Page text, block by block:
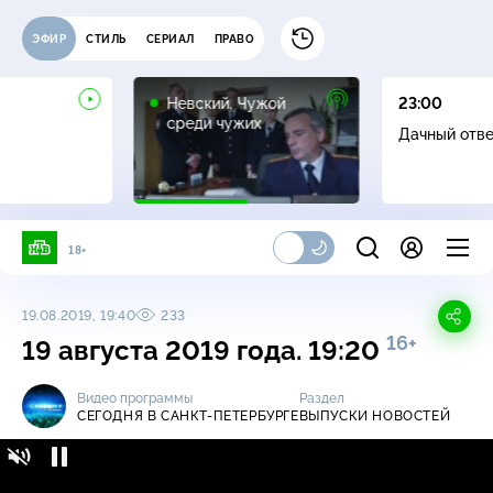
ЭФИР СТИЛЬ СЕРИАЛ ПРАВО
Невский. Чужой
среди чужих
16+
23:00
Дачный
18+
19.08.2019, 19:40 233
19 августа 2019 года. 19:20 16+
Видео программы
СЕГОДНЯ В САНКТ-ПЕТЕРБУРГЕ
Раздел
ВЫПУСКИ НОВОСТЕЙ